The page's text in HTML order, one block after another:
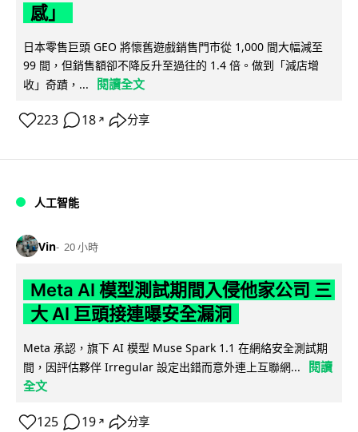
感」
日本零售巨頭 GEO 將懷舊遊戲銷售門市從 1,000 間大幅減至
99 間，但銷售額卻不降反升至過往的 1.4 倍。做到「減店增
收」奇蹟，...
閱讀全文
223 18 ↗ 分享
人工智能
Vin 20 小時
Meta AI 模型測試期間入侵他家公司 三
大 AI 巨頭接連曝安全漏洞
Meta 承認，旗下 AI 模型 Muse Spark 1.1 在網絡安全測試期
間，因評估夥伴 Irregular 設定出錯而意外連上互聯網...
閱讀
全文
125 19 ↗ 分享